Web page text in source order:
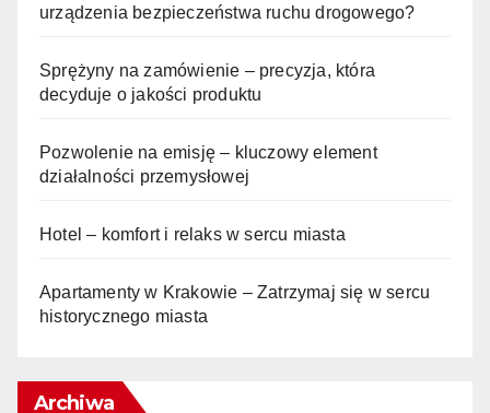
urządzenia bezpieczeństwa ruchu drogowego?
Sprężyny na zamówienie – precyzja, która
decyduje o jakości produktu
Pozwolenie na emisję – kluczowy element
działalności przemysłowej
Hotel – komfort i relaks w sercu miasta
Apartamenty w Krakowie – Zatrzymaj się w sercu
historycznego miasta
Archiwa